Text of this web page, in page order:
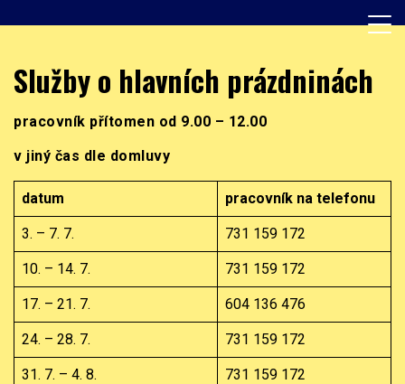
to
ZŠ Burešova
Služby o hlavních prázdninách
pracovník přítomen od 9.00 – 12.00
v jiný čas dle domluvy
datum pracovník na telefonu
3. – 7. 7. 731 159 172
10. – 14. 7. 731 159 172
17. – 21. 7. 604 136 476
24. – 28. 7. 731 159 172
31. 7. – 4. 8. 731 159 172